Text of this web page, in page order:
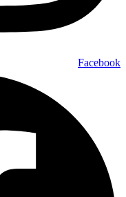
Facebook